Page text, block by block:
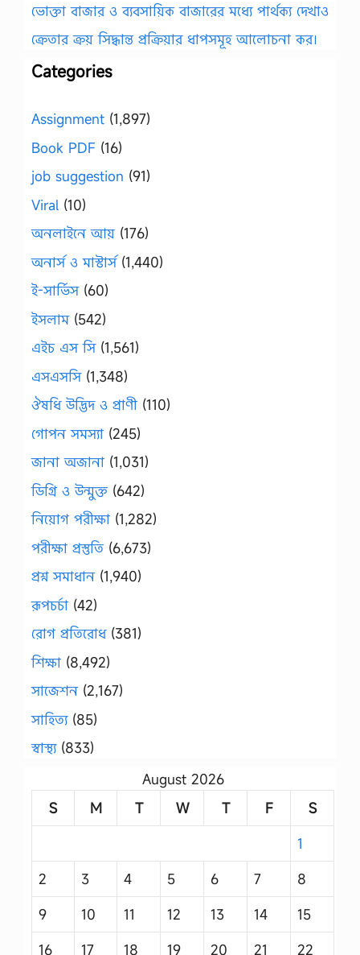
ভোক্তা বাজার ও ব্যবসায়িক বাজারের মধ্যে পার্থক্য দেখাও
ক্রেতার ক্রয় সিদ্ধান্ত প্রক্রিয়ার ধাপসমূহ আলোচনা কর।
Categories
Assignment (1,897)
Book PDF (16)
job suggestion (91)
Viral (10)
অনলাইনে আয় (176)
অনার্স ও মাস্টার্স(1,440)
ই-সার্ভিস(60)
ইসলাম(542)
এইচ এস সি(1,561)
এসএসসি(1,348)
ঔষধি উদ্ভিদ ও প্রাণী (110)
গোপন সমস্যা (245)
জানা অজানা (1,031)
ডিগ্রি ও উন্মুক্ত (642)
নিয়োগ পরীক্ষা (1,282)
পরীক্ষা প্রস্তুতি (6,673)
প্রশ্ন সমাধান (1,940)
রূপচর্চা (42)
রোগ প্রতিরোধ(381)
শিক্ষা (8,492)
সাজেশন (2,167)
সাহিত্য(85)
স্বাস্থ্য(833)
August 2026
S
M T W T F
S
1
2
3 4 5 6 7
8
9
10 11 12 13 14
15
16
17 18 19 20 21 22